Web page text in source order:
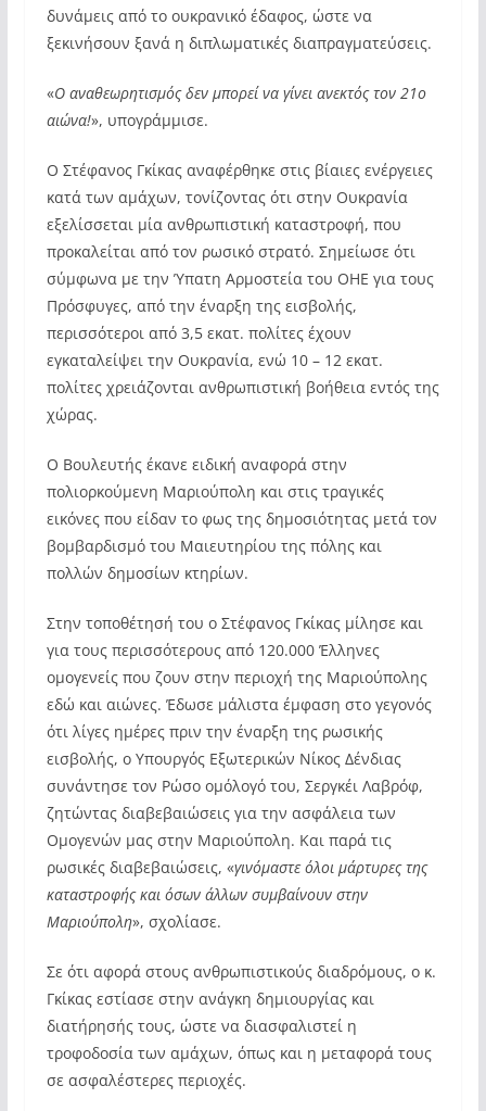
δυνάμεις από το ουκρανικό έδαφος, ώστε να
ξεκινήσουν ξανά η διπλωματικές διαπραγματεύσεις.
«Ο αναθεωρητισμός δεν μπορεί να γίνει ανεκτός τον 21ο
αιώνα!», υπογράμμισε.
Ο Στέφανος Γκίκας αναφέρθηκε στις βίαιες ενέργειες
κατά των αμάχων, τονίζοντας ότι στην Ουκρανία
εξελίσσεται μία ανθρωπιστική καταστροφή, που
προκαλείται από τον ρωσικό στρατό. Σημείωσε ότι
σύμφωνα με την Ύπατη Αρμοστεία του ΟΗΕ για τους
Πρόσφυγες, από την έναρξη της εισβολής,
περισσότεροι από 3,5 εκατ. πολίτες έχουν
εγκαταλείψει την Ουκρανία, ενώ 10 – 12 εκατ.
πολίτες χρειάζονται ανθρωπιστική βοήθεια εντός της
χώρας.
Ο Βουλευτής έκανε ειδική αναφορά στην
πολιορκούμενη Μαριούπολη και στις τραγικές
εικόνες που είδαν το φως της δημοσιότητας μετά τον
βομβαρδισμό του Μαιευτηρίου της πόλης και
πολλών δημοσίων κτηρίων.
Στην τοποθέτησή του ο Στέφανος Γκίκας μίλησε και
για τους περισσότερους από 120.000 Έλληνες
ομογενείς που ζουν στην περιοχή της Μαριούπολης
εδώ και αιώνες. Έδωσε μάλιστα έμφαση στο γεγονός
ότι λίγες ημέρες πριν την έναρξη της ρωσικής
εισβολής, ο Υπουργός Εξωτερικών Νίκος Δένδιας
συνάντησε τον Ρώσο ομόλογό του, Σεργκέι Λαβρόφ,
ζητώντας διαβεβαιώσεις για την ασφάλεια των
Ομογενών μας στην Μαριούπολη. Και παρά τις
ρωσικές διαβεβαιώσεις, «γινόμαστε όλοι μάρτυρες της
καταστροφής και όσων άλλων συμβαίνουν στην
Μαριούπολη», σχολίασε.
Σε ότι αφορά στους ανθρωπιστικούς διαδρόμους, ο κ.
Γκίκας εστίασε στην ανάγκη δημιουργίας και
διατήρησής τους, ώστε να διασφαλιστεί η
τροφοδοσία των αμάχων, όπως και η μεταφορά τους
σε ασφαλέστερες περιοχές.